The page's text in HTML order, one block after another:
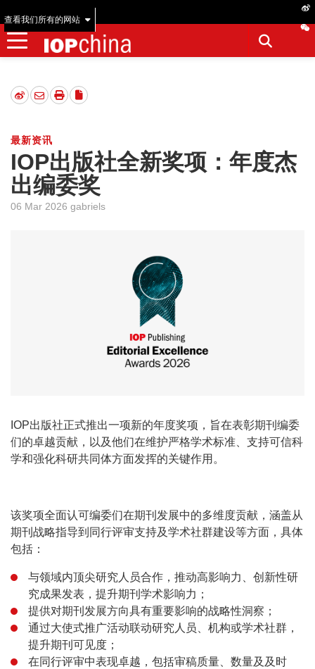
查看我们所有的网站
最新资讯
IOP出版社全新奖项：年度杰
出编委奖
06 Mar 2026 gabriels
IOP出版社正式推出一项新的年度奖项，旨在表彰期刊编委
们的卓越贡献，以及他们在维护严格学术标准、支持可信科
学和强化科研共同体方面发挥的关键作用。
该奖项全面认可编委们在期刊发展中的多维度贡献，涵盖从
期刊战略指导到同行评审支持及学术社群建设等方面，具体
包括：
与领域内顶尖研究人员合作，推动高影响力、创新性研
究成果发表，提升期刊学术影响力；
提供对期刊发展方向具有重要影响的战略性洞察；
通过大使式推广活动联动研究人员、机构或学术社群，
提升期刊可见度；
在同行评审中表现卓越，包括审稿质量、数量及及时